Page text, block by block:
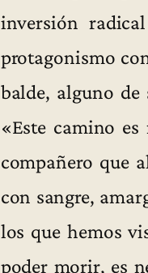
inversión
protagonismo
balde, alguno de
«Este camino
compañero que
con sangre,
los que hemos
poder morir, es